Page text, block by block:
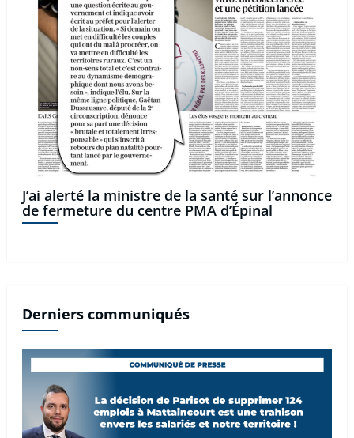
J’ai alerté la ministre de la santé sur l’annonce
de fermeture du centre PMA d’Épinal
Derniers communiqués